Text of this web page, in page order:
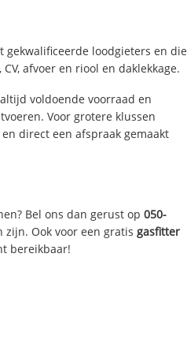
loodgieters en die
afvoer en riool en daklekkage.
voldoende voorraad en
Voor grotere klussen
direct een afspraak gemaakt
Bel ons dan gerust op050-
Ook voor een gratis gasfitter
bereikbaar!